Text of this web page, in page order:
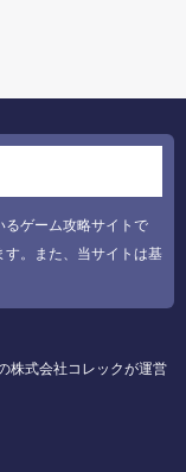
るゲーム攻略サイトで
。また、当サイトは基
株式会社コレックが運営